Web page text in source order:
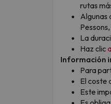
rutas
Algunas
La
Haz clic
Información
Para
El coste
Este